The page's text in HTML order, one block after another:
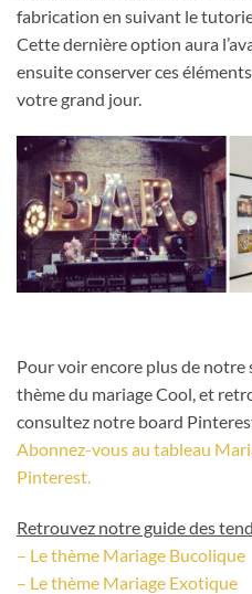
fabrication en suivant le
Cette dernière option aura
ensuite conserver ces
votre grand jour.
Pour voir encore plus de notre
thème du mariage Cool, et
consultez notre board
Abonnez-vous au tableau
Pinterest.
Retrouvez notre guide des
– Le thème Mariage Bucolique
– Le thème Mariage Exotique